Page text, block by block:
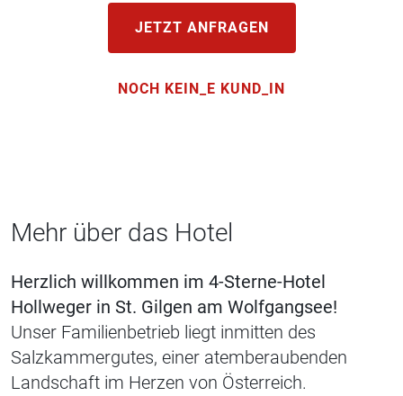
JETZT ANFRAGEN
NOCH KEIN_E KUND_IN
Mehr über das Hotel
Herzlich willkommen im 4-Sterne-Hotel
Hollweger in St. Gilgen am Wolfgangsee!
Unser Familienbetrieb liegt inmitten des
Salzkammergutes, einer atemberaubenden
Landschaft im Herzen von Österreich.